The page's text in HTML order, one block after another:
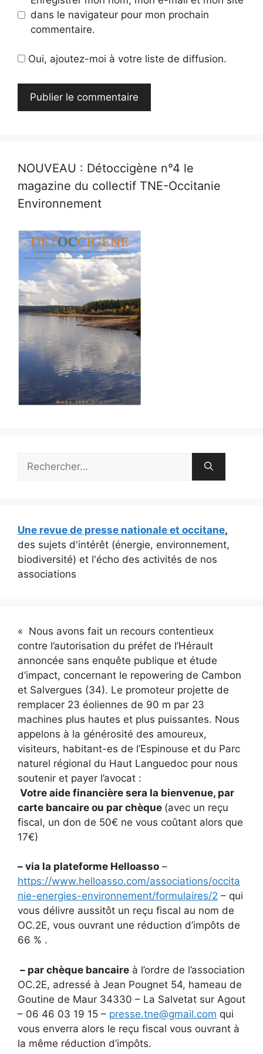
dans le navigateur pour mon prochain
commentaire.
Oui, ajoutez-moi à votre liste de diffusion.
NOUVEAU : Détoccigène n°4 le
magazine du collectif TNE-Occitanie
Environnement
Une revue de presse nationale et occitane,
des sujets d'intérêt (énergie, environnement,
biodiversité) et l'écho des activités de nos
associations
« Nous avons fait un recours contentieux
contre l’autorisation du préfet de l’Hérault
annoncée sans enquête publique et étude
d’impact, concernant le repowering de Cambon
et Salvergues (34). Le promoteur projette de
remplacer 23 éoliennes de 90 m par 23
machines plus hautes et plus puissantes. Nous
appelons à la générosité des amoureux,
visiteurs, habitant-es de l’Espinouse et du Parc
naturel régional du Haut Languedoc pour nous
soutenir et payer l’avocat :
Votre aide financière sera la bienvenue, par
carte bancaire ou par chèque (avec un reçu
fiscal, un don de 50€ ne vous coûtant alors que
17€)
– via la plateforme Helloasso –
https://www.helloasso.com/associations/occita
nie-energies-environnement/formulaires/2 – qui
vous délivre aussitôt un reçu fiscal au nom de
OC.2E, vous ouvrant une réduction d’impôts de
66 % .
– par chèque bancaire à l’ordre de l’association
OC.2E, adressé à Jean Pougnet 54, hameau de
Goutine de Maur 34330 – La Salvetat sur Agout
– 06 46 03 19 15 – presse.tne@gmail.com qui
vous enverra alors le reçu fiscal vous ouvrant à
la même réduction d’impôts.